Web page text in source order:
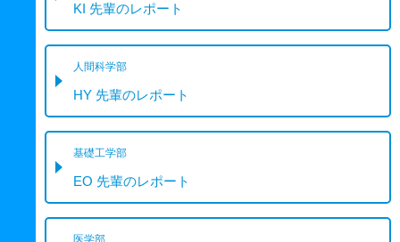
KI 先輩のレポート
人間科学部
HY 先輩のレポート
基礎工学部
EO 先輩のレポート
医学部